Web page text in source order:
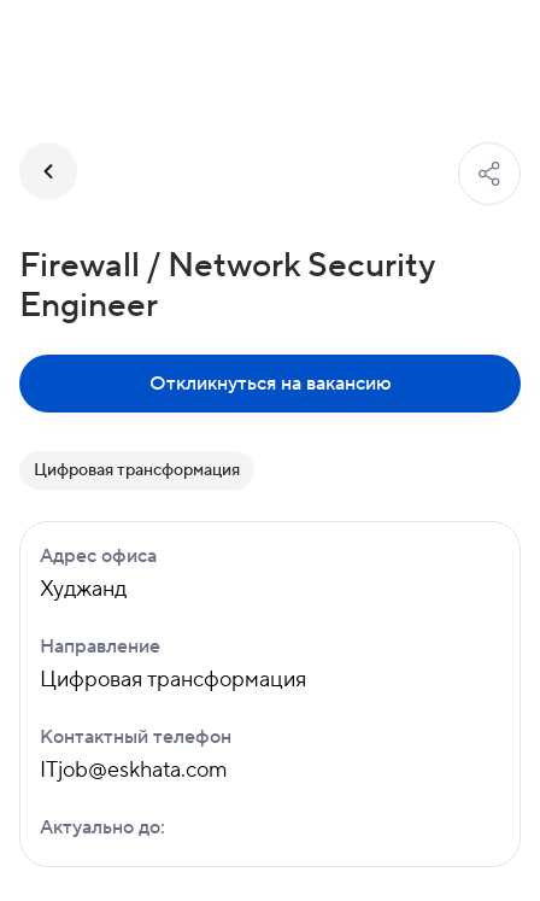
Firewall / Network Security
Engineer
Цифровая трансформация
Откликнуться на вакансию
Адрес офиса
Худжанд
Направление
Цифровая трансформация
Контактный телефон
ITjob@eskhata.com
Актуально до: